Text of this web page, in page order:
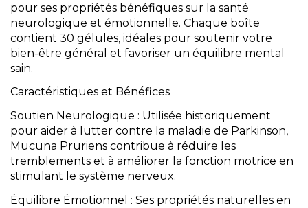
pour ses propriétés bénéfiques sur la santé
neurologique et émotionnelle. Chaque boîte
contient 30 gélules, idéales pour soutenir votre
bien-être général et favoriser un équilibre mental
sain.
Caractéristiques et Bénéfices
Soutien Neurologique : Utilisée historiquement
pour aider à lutter contre la maladie de Parkinson,
Mucuna Pruriens contribue à réduire les
tremblements et à améliorer la fonction motrice en
stimulant le système nerveux.
Équilibre Émotionnel : Ses propriétés naturelles en